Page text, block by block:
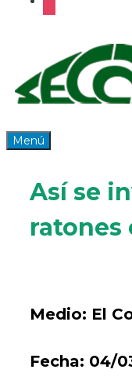
Menú
Así se
ratones
Medio: El
Fecha: 04/